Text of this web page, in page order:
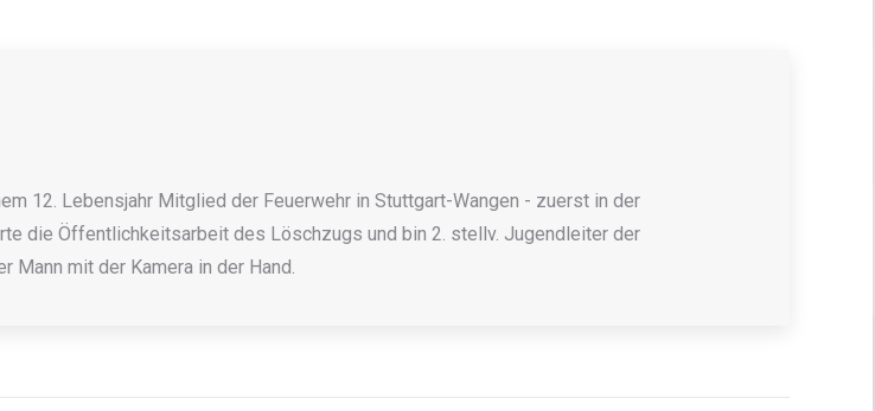
12. Lebensjahr Mitglied der Feuerwehr in Stuttgart-Wangen - zuerst in der
die Öffentlichkeitsarbeit des Löschzugs und bin 2. stellv. Jugendleiter der
Mann mit der Kamera in der Hand.